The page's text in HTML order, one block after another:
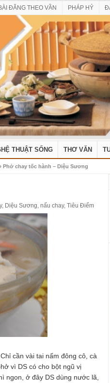
ĐĂNG THEO VẦN PHÁP HỶ
THUẬT SỐNG THƠ VĂN
Phở chay tốc hành – Diệu Sương
, Diệu Sương, nấu chay, Tiêu Điểm
cần vài tai nấm đông cô, cà
vì DS có cho bột ngũ vị
ngon, ở đây DS dùng nước lã,